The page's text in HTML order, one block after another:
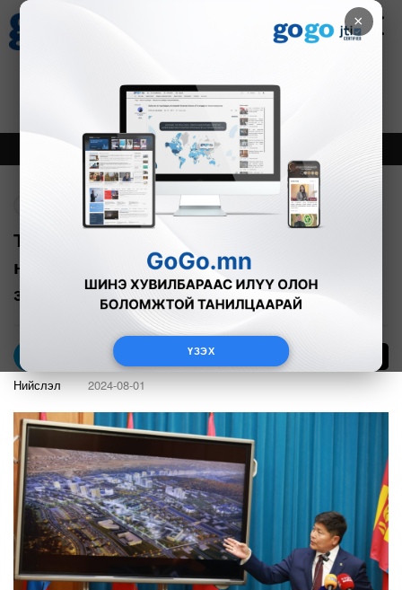
×
ҮЗЭХ
Зурхай
8.10
Онцлох Шинэ
Туулын хурдны замын олон улсын
нээлттэй тендерийг наймдугаар сард
зарлана
Нийслэл 2024-08-01